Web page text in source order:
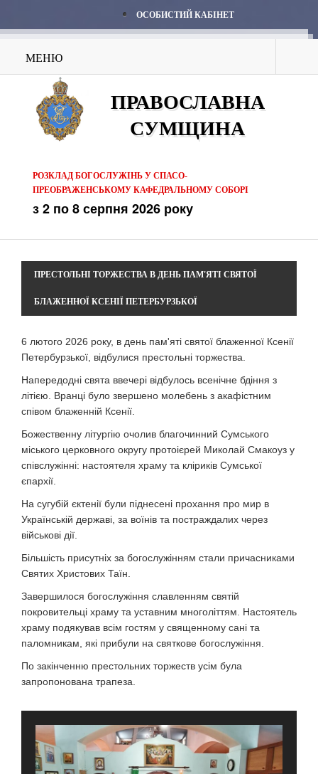
ОСОБИСТИЙ КАБІНЕТ
МЕНЮ
ПРАВОСЛАВНА
СУМЩИНА
РОЗКЛАД БОГОСЛУЖІНЬ У СПАСО-
ПРЕОБРАЖЕНСЬКОМУ КАФЕДРАЛЬНОМУ СОБОРІ
з 2 по 8 серпня 2026 року
ПРЕСТОЛЬНІ ТОРЖЕСТВА В ДЕНЬ ПАМ'ЯТІ СВЯТОЇ
БЛАЖЕННОЇ КСЕНІЇ ПЕТЕРБУРЗЬКОЇ
6 лютого 2026 року, в день пам'яті святої блаженної Ксенії
Петербурзької, відбулися престольні торжества.
Напередодні свята ввечері відбулось всенічне бдіння з
літією. Вранці було звершено молебень з акафістним
співом блаженній Ксенії.
Божественну літургію очолив благочинний Сумського
міського церковного округу протоієрей Миколай Смакоуз у
співслужінні: настоятеля храму та кліриків Сумської
єпархії.
На сугубій єктенії були піднесені прохання про мир в
Українській державі, за воїнів та постраждалих через
військові дії.
Більшість присутніх за богослужінням стали причасниками
Святих Христових Таїн.
Завершилося богослужіння славленням святій
покровительці храму та уставним многоліттям. Настоятель
храму подякував всім гостям у священному сані та
паломникам, які прибули на святкове богослужіння.
По закінченню престольних торжеств усім була
запропонована трапеза.